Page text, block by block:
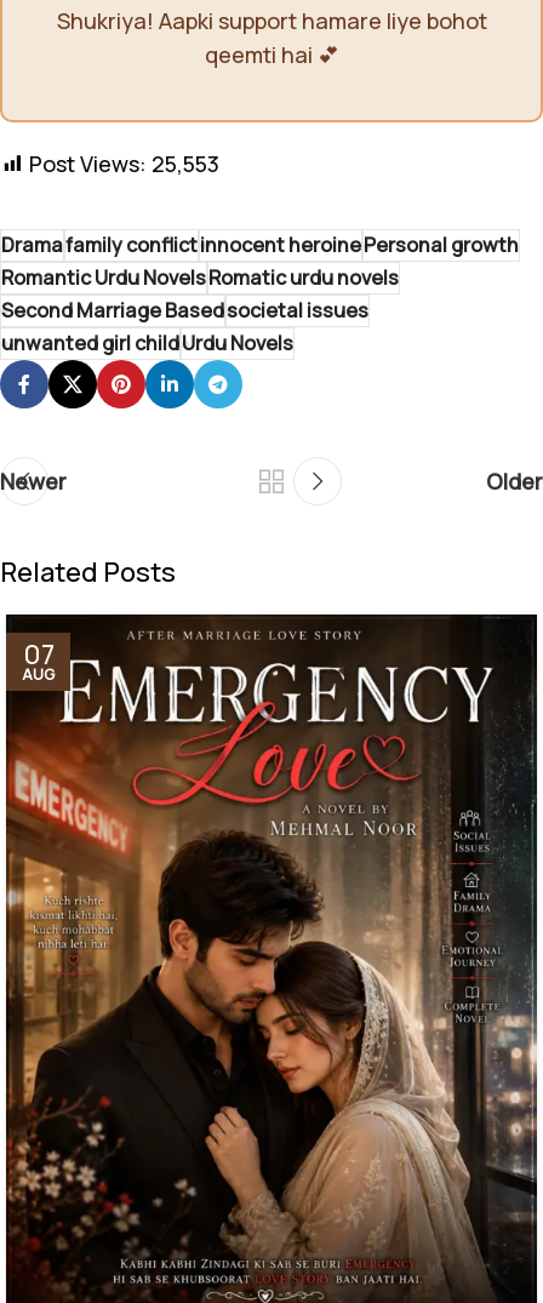
Shukriya! Aapki support hamare liye bohot
qeemti hai 💕
Post Views: 25,553
Dramafamily conflictinnocent heroinePersonal growth
Romantic Urdu NovelsRomatic urdu novels
Second Marriage Basedsocietal issues
unwanted girl childUrdu Novels
Newer Older
Related Posts
07
AUG